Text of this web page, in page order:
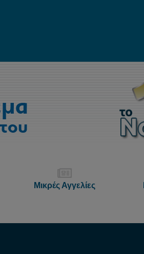
Μικρές Αγγελίες